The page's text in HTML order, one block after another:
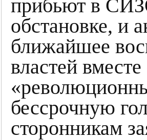
прибьют в
обстановке, и
ближайшее
властей
бессрочную
сторонникам